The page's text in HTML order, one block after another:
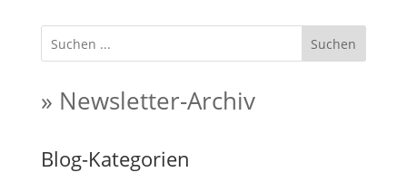
Suchen
» Newsletter-Archiv
Blog-Kategorien